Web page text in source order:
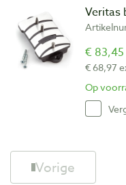
Veritas
€
€ 68,97
Op
Vorige